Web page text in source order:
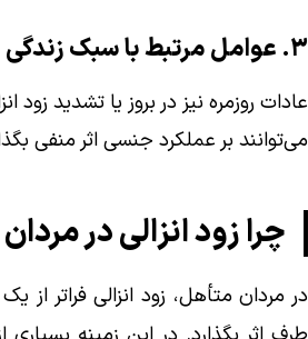
۳. عوامل مرتبط با سبک زندگی
عادات روزمره نیز در بروز یا تشدید
می‌توانند بر عملکرد جنسی اثر منفی
چرا زود انزالی در
در مردان متأهل، زود انزالی فراتر